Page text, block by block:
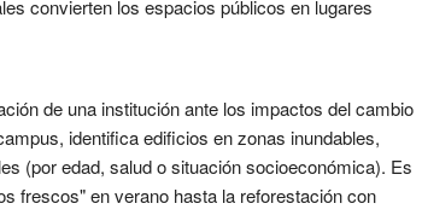
convierten los espacios públicos en lugares
de una institución ante los impactos del cambio
identifica edificios en zonas inundables,
(por edad, salud o situación socioeconómica). Es
frescos" en verano hasta la reforestación con